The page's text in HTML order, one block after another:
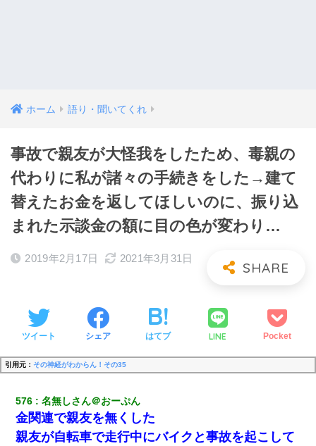
ホーム 語り・聞いてくれ
事故で親友が大怪我をしたため、毒親の
代わりに私が諸々の手続きをした→建て
替えたお金を返してほしいのに、振り込
まれた示談金の額に目の色が変わり…
2019年2月17日 2021年3月31日
ツイート シェア はてブ LINE Pocket
引用元： その神経がわからん！その35
576 名無しさん＠おーぷん
金関連で親友を無くした
親友が自転車で走行中にバイクと事故を起こして